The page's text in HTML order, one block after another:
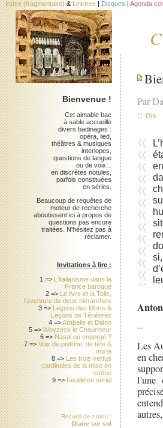
Index (fragmentaire) & Linktree | Disques | Agenda
Par
:: rss
--
Les
en
l'une
Bienvenue !
Cet aimable bac
à sable accueille
divers badinages :
opéra, lied,
théâtres & musiques
interlopes,
questions de langue
ou de voix...
en discrètes notules,
parfois constituées
en séries.
Beaucoup de requêtes de
moteur de recherche
aboutissent ici à propos de
questions pas encore
traitées. N'hésitez pas à
réclamer.
Invitations à lire :
1 => L'italianisme dans la
France baroque
2 => Le livre et la Toile,
l'aventure de deux hiérarchies
3 => Leçons des Morts &
Leçons de Ténèbres
4 =>Arabelle et Didon
5 =>Woyzeck le Chourineur
6 => Nasal ou engorgé ?
7 =>Voix de poitrine, de tête &
mixte
8 => Les trois vertus
cardinales de la mise en
scène
9 => Feuilleton sériel
Recueil de notes :
Diaire sur sol